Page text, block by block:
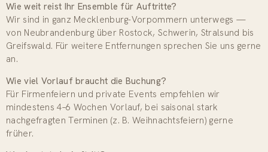
Wie weit reist Ihr Ensemble für Auftritte?
Wir sind in ganz Mecklenburg-Vorpommern unterwegs —
von Neubrandenburg über Rostock, Schwerin, Stralsund bis
Greifswald. Für weitere Entfernungen sprechen Sie uns gerne
an.
Wie viel Vorlauf braucht die Buchung?
Für Firmenfeiern und private Events empfehlen wir
mindestens 4–6 Wochen Vorlauf, bei saisonal stark
nachgefragten Terminen (z. B. Weihnachtsfeiern) gerne
früher.